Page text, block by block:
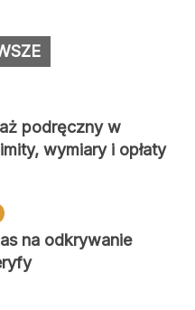
podręczny w
wymiary i opłaty
na odkrywanie